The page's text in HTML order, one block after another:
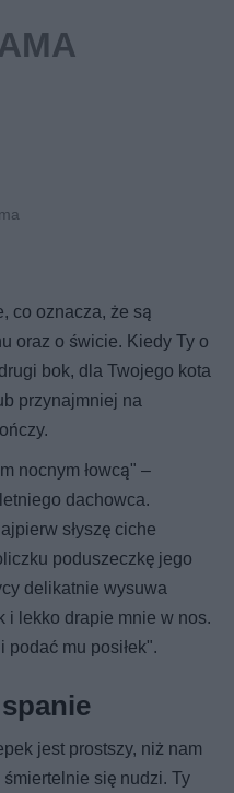
co oznacza, że są
oraz o świcie. Kiedy Ty o
bok, dla Twojego kota
przynajmniej na
nocnym łowcą" –
dachowca.
słyszę ciche
poduszeczkę jego
delikatnie wysuwa
i lekko drapie mnie w nos.
podać mu posiłek".
jest prostszy, niż nam
się nudzi. Ty